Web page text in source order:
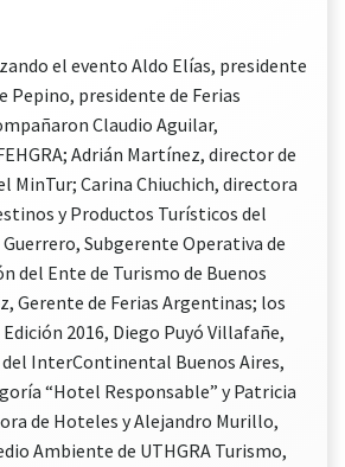
el evento Aldo Elías, presidente
Pepino, presidente de Ferias
Claudio Aguilar,
Adrián Martínez, director de
MinTur; Carina Chiuchich, directora
y Productos Turísticos del
Subgerente Operativa de
del Ente de Turismo de Buenos
Gerente de Ferias Argentinas; los
2016, Diego Puyó Villafañe,
InterContinental Buenos Aires,
“Hotel Responsable” y Patricia
de Hoteles y Alejandro Murillo,
Ambiente de UTHGRA Turismo,